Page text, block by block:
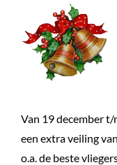
Van 19 december
een extra veiling
o.a. de beste